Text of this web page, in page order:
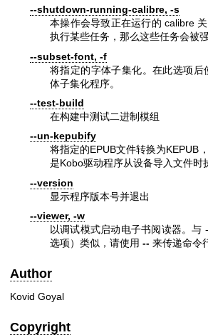
--shutdown-running-calibre, -s
本操作会导致正在运行的 calibre
执行某些任务，那么这些任务会被强
--subset-font, -f
将指定的字体子集化。在此选项
体子集化程序。
--test-build
在构建中测试二进制模组
--un-kepubify
将指定的EPUB文件转换为KEPUB
是Kobo驱动程序从设备导入文件时
--version
显示程序版本号并退出
--viewer, -w
以调试模式启动电子书阅读器。与
选项）类似，请使用 -- 来传递命令
Author
Kovid Goyal
Copyright